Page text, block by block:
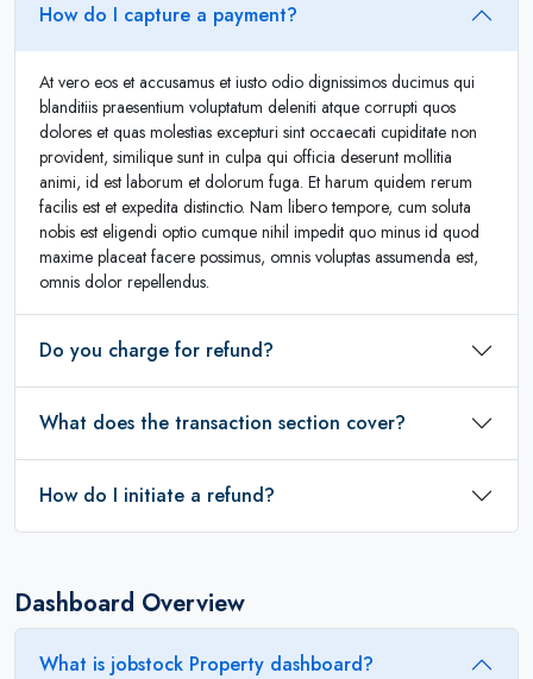
How do I capture a payment?
At vero eos et accusamus et iusto odio dignissimos ducimus qui
blanditiis praesentium voluptatum deleniti atque corrupti quos
dolores et quas molestias excepturi sint occaecati cupiditate non
provident, similique sunt in culpa qui officia deserunt mollitia
animi, id est laborum et dolorum fuga. Et harum quidem rerum
facilis est et expedita distinctio. Nam libero tempore, cum soluta
nobis est eligendi optio cumque nihil impedit quo minus id quod
maxime placeat facere possimus, omnis voluptas assumenda est,
omnis dolor repellendus.
Do you charge for refund?
What does the transaction section cover?
How do I initiate a refund?
Dashboard Overview
What is jobstock Property dashboard?